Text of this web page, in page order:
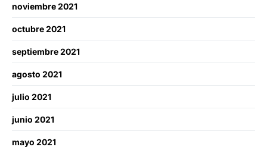
noviembre 2021
octubre 2021
septiembre 2021
agosto 2021
julio 2021
junio 2021
mayo 2021